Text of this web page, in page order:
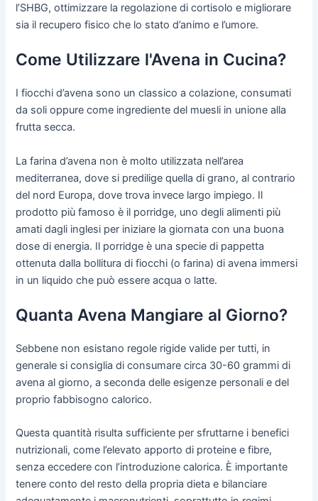
l’SHBG, ottimizzare la regolazione di cortisolo e migliorare
sia il recupero fisico che lo stato d’animo e l’umore.
Come Utilizzare l'Avena in Cucina?
I fiocchi d’avena sono un classico a colazione, consumati
da soli oppure come ingrediente del muesli in unione alla
frutta secca.
La farina d’avena non è molto utilizzata nell’area
mediterranea, dove si predilige quella di grano, al contrario
del nord Europa, dove trova invece largo impiego. Il
prodotto più famoso è il porridge, uno degli alimenti più
amati dagli inglesi per iniziare la giornata con una buona
dose di energia. Il porridge è una specie di pappetta
ottenuta dalla bollitura di fiocchi (o farina) di avena immersi
in un liquido che può essere acqua o latte.
Quanta Avena Mangiare al Giorno?
Sebbene non esistano regole rigide valide per tutti, in
generale si consiglia di consumare circa 30-60 grammi di
avena al giorno, a seconda delle esigenze personali e del
proprio fabbisogno calorico.
Questa quantità risulta sufficiente per sfruttarne i benefici
nutrizionali, come l’elevato apporto di proteine e fibre,
senza eccedere con l’introduzione calorica. È importante
tenere conto del resto della propria dieta e bilanciare